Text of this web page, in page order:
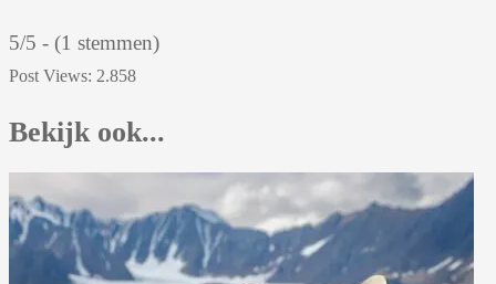
5/5 - (1 stemmen)
Post Views: 2.858
Bekijk ook...